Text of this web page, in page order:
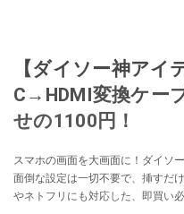
【ダイソー神アイ
C→HDMI変換ケー
せの1100円！
スマホの画面を大画面に！ダイソ
面倒な設定は一切不要で、挿すだ
やネトフリにも対応した、即買い